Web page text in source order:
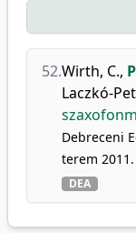
52.Wirth, C.,
Laczkó-
Debreceni
terem
DEA